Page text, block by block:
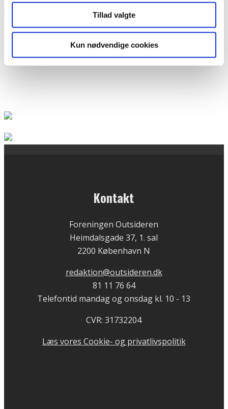
Tillad valgte
Kun nødvendige cookies
Outsideren
"Camilla Krogs spillevende tegning fra Psykiatritopmødet 2014 er
Kontakt
Foreningen Outsideren
Heimdalsgade 37, 1. sal
2200 København N
redaktion@outsideren.dk
81 11 76 64
Telefontid mandag og onsdag kl. 10 - 13
CVR: 31732204
Læs vores Cookie- og privatlivspolitik